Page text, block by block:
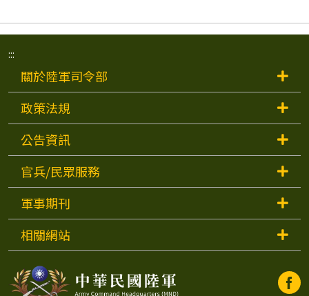
:::
關於陸軍司令部
政策法規
公告資訊
官兵/民眾服務
軍事期刊
相關網站
中
中
華